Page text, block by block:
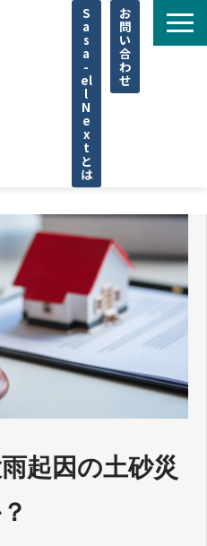
S
a
s
a
-
el
l
N
e
x
t
と
は
お
問
い
合
わ
せ
産
家
律
取材
ナー
ータ
起因の土砂災